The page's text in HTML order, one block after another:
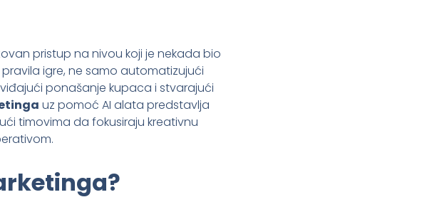
pristup na nivou koji je nekada bio
igre, ne samo automatizujući
ponašanje kupaca i stvarajući
uz pomoć AI alata predstavlja
timovima da fokusiraju kreativnu